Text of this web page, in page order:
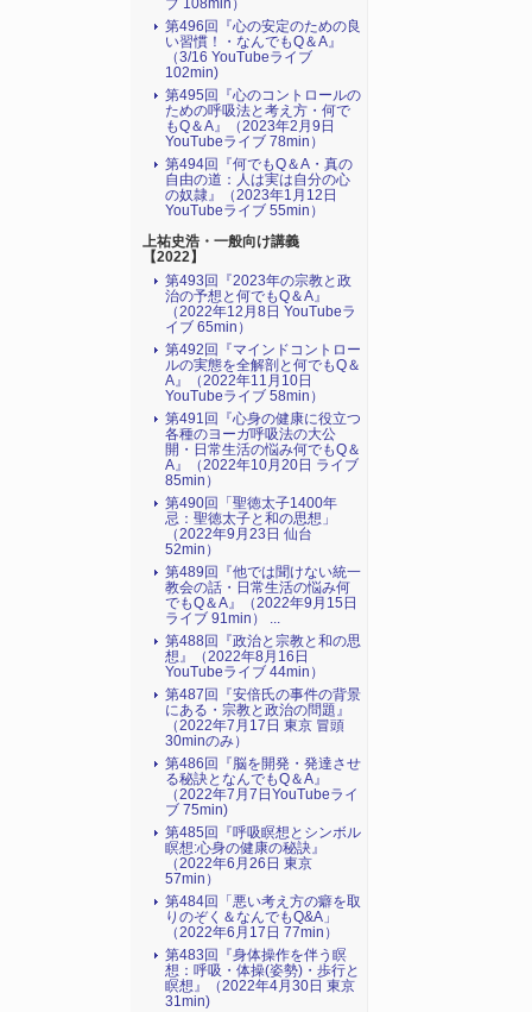
ブ 108min）
第496回『心の安定のための良
い習慣！・なんでもQ＆A』
（3/16 YouTubeライブ
102min)
第495回『心のコントロールの
ための呼吸法と考え方・何で
もQ＆A』（2023年2月9日
YouTubeライブ 78min）
第494回『何でもQ＆A・真の
自由の道：人は実は自分の心
の奴隷』（2023年1月12日
YouTubeライブ 55min）
上祐史浩・一般向け講義
【2022】
第493回『2023年の宗教と政
治の予想と何でもQ＆A』
（2022年12月8日 YouTubeラ
イブ 65min）
第492回『マインドコントロー
ルの実態を全解剖と何でもQ＆
A』（2022年11月10日
YouTubeライブ 58min）
第491回『心身の健康に役立つ
各種のヨーガ呼吸法の大公
開・日常生活の悩み何でもQ＆
A』（2022年10月20日 ライブ
85min）
第490回「聖徳太子1400年
忌：聖徳太子と和の思想」
（2022年9月23日 仙台
52min）
第489回『他では聞けない統一
教会の話・日常生活の悩み何
でもQ＆A』（2022年9月15日
ライブ 91min） ...
第488回『政治と宗教と和の思
想』（2022年8月16日
YouTubeライブ 44min）
第487回『安倍氏の事件の背景
にある・宗教と政治の問題』
（2022年7月17日 東京 冒頭
30minのみ）
第486回『脳を開発・発達させ
る秘訣となんでもQ＆A』
（2022年7月7日YouTubeライ
ブ 75min)
第485回『呼吸瞑想とシンボル
瞑想:心身の健康の秘訣』
（2022年6月26日 東京
57min）
第484回「悪い考え方の癖を取
りのぞく＆なんでもQ&A」
（2022年6月17日 77min）
第483回『身体操作を伴う瞑
想：呼吸・体操(姿勢)・歩行と
瞑想』（2022年4月30日 東京
31min)